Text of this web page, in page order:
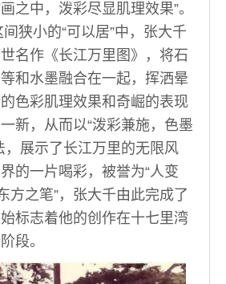
之中，泼彩尽显肌理效果”。
狭小的“可以居”中，张大千
名作《长江万里图》，将石
和水墨融合在一起，挥洒晕
色彩肌理效果和奇崛的表现
新，从而以“泼彩兼施，色墨
，展示了长江万里的无限风
的一片喝彩，被誉为“人变
方之笔”，张大千由此完成了
标志着他的创作在十七里湾
段。